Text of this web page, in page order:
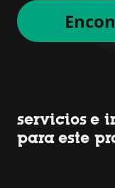
servicios e
para este